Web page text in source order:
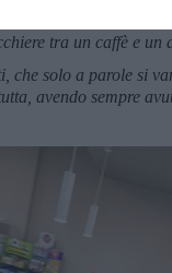
i ragazzi,
tra un caffè e un
che solo a parole si
avendo sempre